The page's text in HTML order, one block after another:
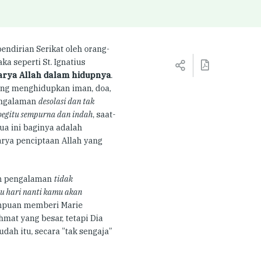
Serikat oleh orang-
seperti St. Ignatius
Allah dalam hidupnya.
menghidupkan iman, doa,
desolasi dan tak
sempurna dan indah, saat-
ini baginya adalah
penciptaan Allah yang
pengalaman tidak
hari nanti kamu akan
memberi Marie
yang besar, tetapi Dia
itu, secara ”tak sengaja”